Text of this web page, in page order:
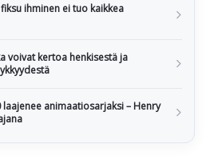
ihminen ei tuo kaikkea
voivat kertoa henkisestä ja
animaatiosarjaksi – Henry